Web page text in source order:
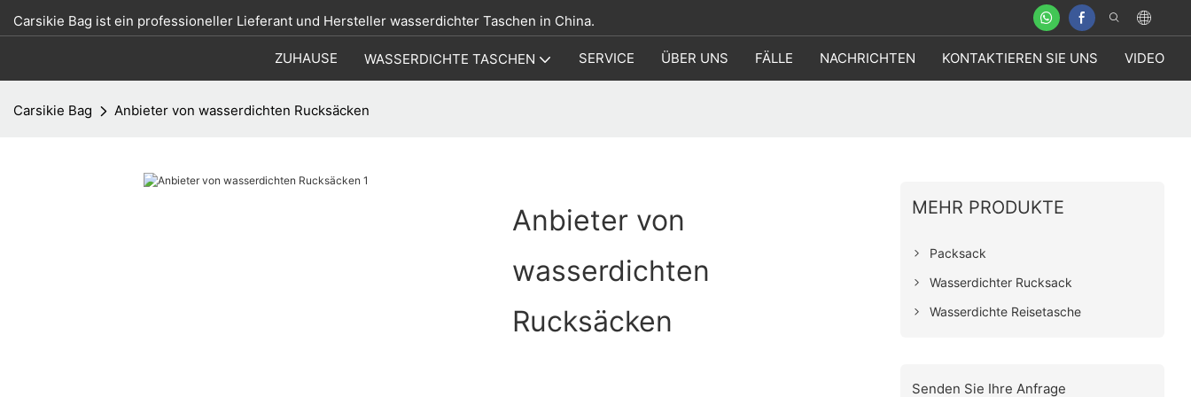
Carsikie Bag ist ein professioneller Lieferant und Hersteller wasserdichter Taschen in China.
ZUHAUSE WASSERDICHTE TASCHEN SERVICE ÜBER UNS FÄLLE NACHRICHTEN KONTAKTIEREN SIE UNS VIDEO
Carsikie Bag Anbieter von wasserdichten Rucksäcken
Anbieter von
wasserdichten
Rucksäcken
MEHR PRODUKTE
Packsack
Wasserdichter Rucksack
Wasserdichte Reisetasche
Senden Sie Ihre Anfrage